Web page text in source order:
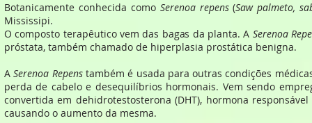
Botanicamente conhecida como Serenoa repens(Saw palmeto,
Mississipi.
O composto terapêutico vem das bagas da planta. A Serenoa
próstata, também chamado de hiperplasia prostática benigna.
ASerenoa Repenstambém é usada para outras condições
perda de cabelo e desequilíbrios hormonais. Vem sendo
convertida em dehidrotestosterona (DHT), hormona
causando o aumento da mesma.